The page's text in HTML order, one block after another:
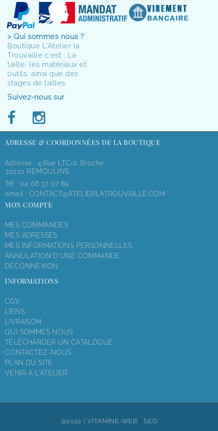
> Qui sommes nous ?
Boutique L'Atelier la
Trouvaille c'est : La
taille, les matériaux et
outils, ainsi que des
stages de tailles.
Suivez-nous sur
ADRESSE & COORDONNÉES DE LA BOUTIQUE
Adresse : 4,rue LT.Col. Broche
30210 REMOULINS
Tél : 04 66 37 07 65
email : CONTACT@ATELIERLATROUVAILLE.COM
MON COMPTE
MES COMMANDES
MES ADRESSES
MES INFORMATIONS PERSONNELLES
ANNULATION D'UNE COMMANDE
DÉCONNEXION
INFORMATIONS
CGV
LIENS
LIVRAISON
QUI SOMMES NOUS
TÉLÉCHARGER UN CATALOGUE
CONTACTEZ-NOUS
PLAN DU SITE
VENIR A L'ATELIER
@2022 |VITAMINE-WEB |SEO